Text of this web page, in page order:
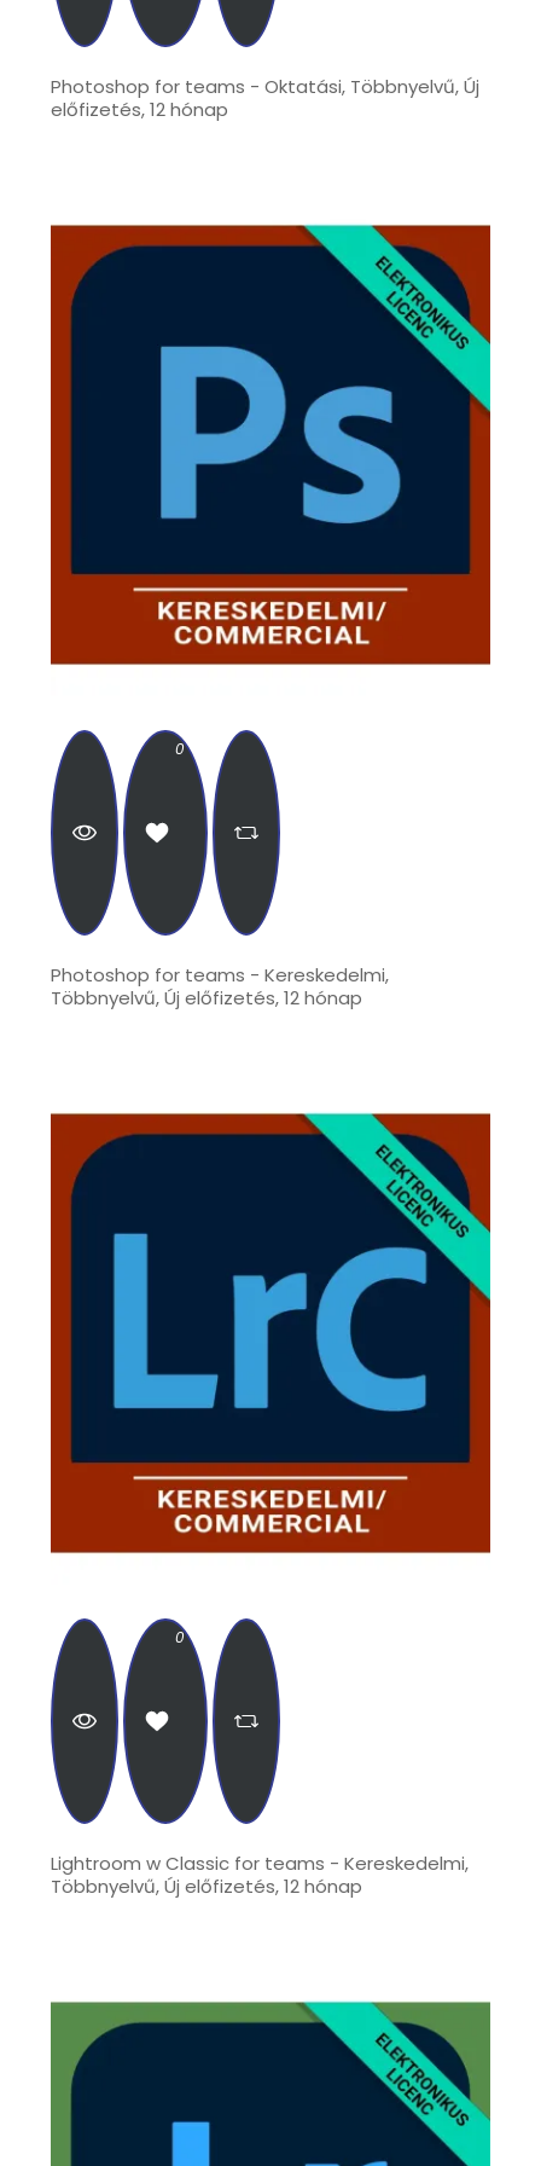
Photoshop for teams - Oktatási, Többnyelvű, Új
előfizetés, 12 hónap
0
Photoshop for teams - Kereskedelmi,
Többnyelvű, Új előfizetés, 12 hónap
0
Lightroom w Classic for teams - Kereskedelmi,
Többnyelvű, Új előfizetés, 12 hónap